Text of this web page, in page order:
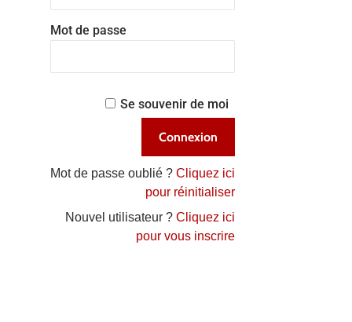
Mot de passe
Se souvenir de moi
Mot de passe oublié ?Cliquez ici
pour réinitialiser
Nouvel utilisateur ?Cliquez ici
pour vous inscrire